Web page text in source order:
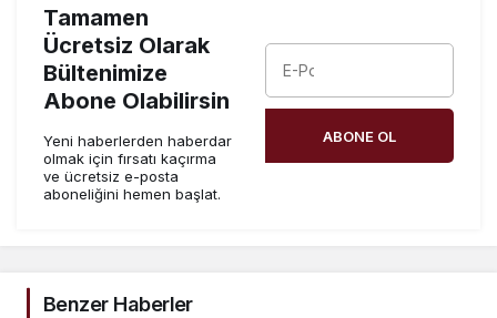
Tamamen
Ücretsiz Olarak
Bültenimize
Abone Olabilirsin
Yeni haberlerden haberdar
olmak için fırsatı kaçırma
ve ücretsiz e-posta
aboneliğini hemen başlat.
ABONE OL
Benzer Haberler